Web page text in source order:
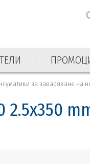
за заваряване на
2.5x350